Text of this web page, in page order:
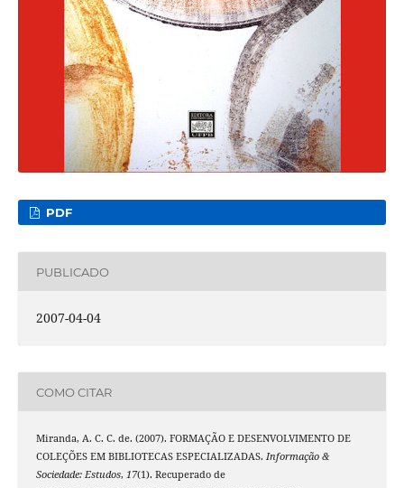
PDF
PUBLICADO
2007-04-04
COMO CITAR
Miranda, A. C. C. de. (2007). FORMAÇÃO E DESENVOLVIMENTO DE
COLEÇÕES EM BIBLIOTECAS ESPECIALIZADAS. Informação &
Sociedade: Estudos, 17(1). Recuperado de